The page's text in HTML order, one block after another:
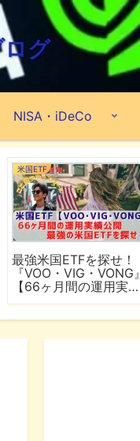
グ
NISA・iDeCo
米国ETF
最強米国ETFを探せ！
『VOO・VIG・VONG』
【66ヶ月間の運用実績